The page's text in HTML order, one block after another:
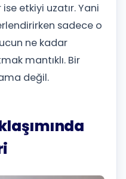
etkiyi uzatır. Yani
sadece o
ne kadar
mantıklı. Bir
değil.